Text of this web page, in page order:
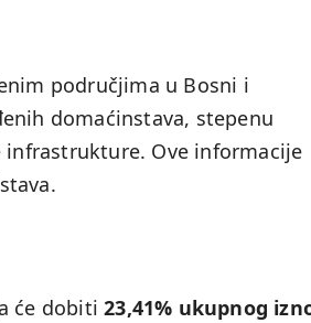
područjima u Bosni i
domaćinstava, stepenu
Ove informacije
će dobiti23,41% ukupnog